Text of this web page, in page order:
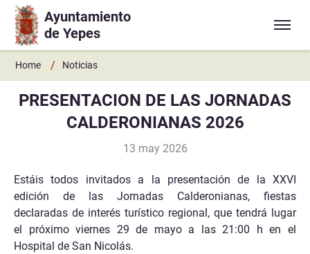
Ir a contenido principal
Ayuntamiento
de Yepes
Home / Noticias
PRESENTACION DE LAS JORNADAS
CALDERONIANAS 2026
13 may 2026
Estáis todos invitados a la presentación de la XXVI
edición de las Jornadas Calderonianas, fiestas
declaradas de interés turístico regional, que tendrá lugar
el próximo viernes 29 de mayo a las 21:00 h en el
Hospital de San Nicolás.